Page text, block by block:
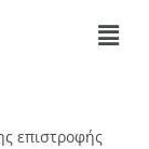
επιστροφής